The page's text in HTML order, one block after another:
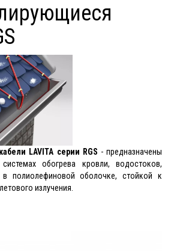
LAVITA серии RGS - предназначены
обогрева кровли, водостоков,
полиолефиновой оболочке, стойкой к
излучения.